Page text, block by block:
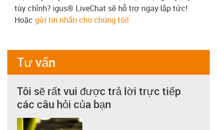
tùy chỉnh? igus® LiveChat sẽ hỗ trợ ngay lập tức!
Hoặc gửi tin nhắn cho chúng tôi!
Tư vấn
Tôi sẽ rất vui được trả lời trực tiếp
các câu hỏi của bạn